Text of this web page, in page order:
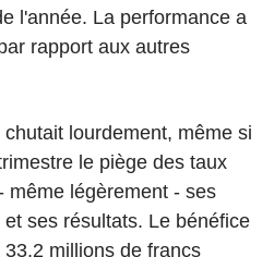
l'année. La performance a
rapport aux autres
lourdement, même si
le piège des taux
même légèrement - ses
ses résultats. Le bénéfice
millions de francs